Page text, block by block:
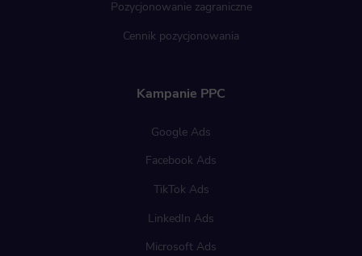
Pozycjonowanie zagraniczne
Cennik pozycjonowania
Kampanie PPC
Google Ads
Facebook Ads
TikTok Ads
LinkedIn Ads
Microsoft Ads